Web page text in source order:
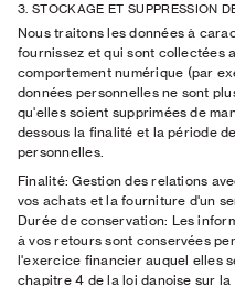
3. STOCKAGE ET SUPPRESSION
Nous traitons les données à
fournissez et qui sont collectées
comportement numérique (par
données personnelles ne sont
qu'elles soient supprimées de
dessous la finalité et la période
personnelles.
Finalité:Gestion des relations
vos achats et la fourniture d'un
Durée de conservation: Les
à vos retours sont conservées
l'exercice financier auquel elles
chapitre 4 de la loi danoise sur